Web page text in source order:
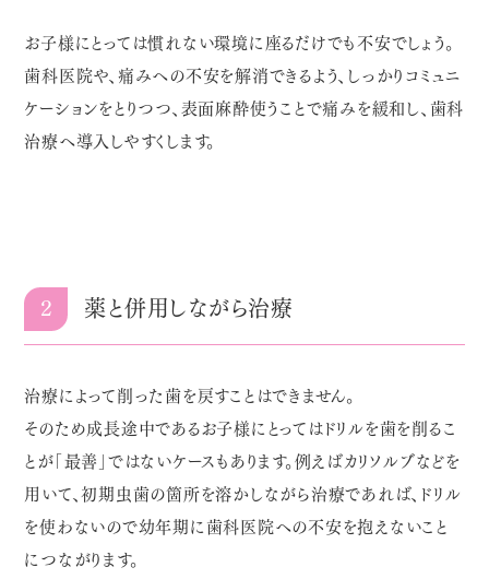
お子様にとっては慣れない環境に座るだけでも不安でしょう。
歯科医院や、痛みへの不安を解消できるよう、しっかりコミュニ
ケーションをとりつつ、表面麻酔使うことで痛みを緩和し、歯科
治療へ導入しやすくします。
2 薬と併用しながら治療
治療によって削った歯を戻すことはできません。
そのため成長途中であるお子様にとってはドリルを歯を削るこ
とが「最善」ではないケースもあります。例えばカリソルブなどを
用いて、初期虫歯の箇所を溶かしながら治療であれば、ドリル
を使わないので幼年期に歯科医院への不安を抱えないこと
につながります。